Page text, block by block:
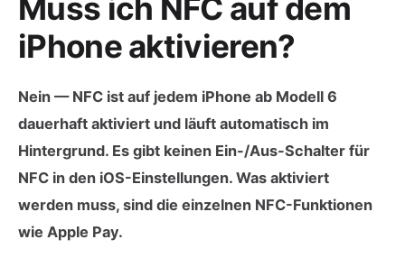
Muss ich NFC auf dem
iPhone aktivieren?
Nein — NFC ist auf jedem iPhone ab Modell 6
dauerhaft aktiviert und läuft automatisch im
Hintergrund. Es gibt keinen Ein-/Aus-Schalter für
NFC in den iOS-Einstellungen. Was aktiviert
werden muss, sind die einzelnen NFC-Funktionen
wie Apple Pay.